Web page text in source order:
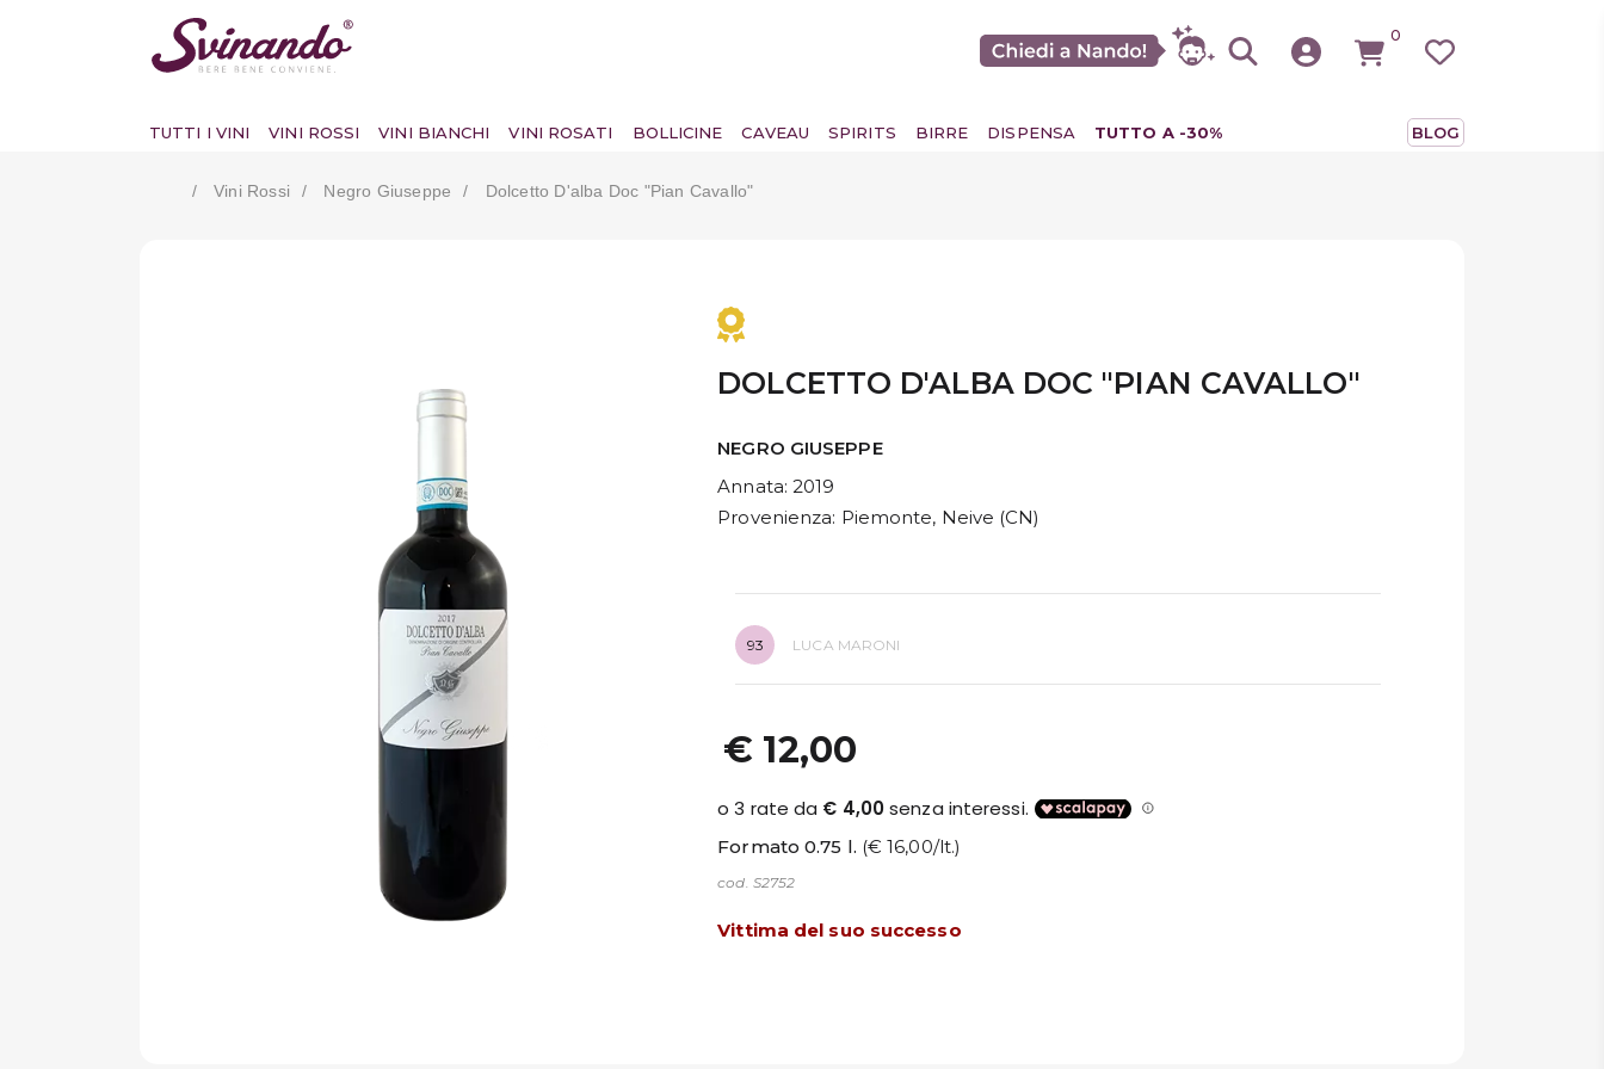
0
TUTTI I VINI VINI ROSSI VINI BIANCHI VINI ROSATI BOLLICINE CAVEAU SPIRITS BIRRE DISPENSA TUTTO A -30% BLOG
Vini Rossi Negro Giuseppe Dolcetto D'alba Doc "pian Cavallo"
DOLCETTO D'ALBA DOC "PIAN CAVALLO"
NEGRO GIUSEPPE
Annata: 2019
Provenienza: Piemonte, Neive (CN)
93 LUCA MARONI
€ 12,00
Formato 0.75 l. (€ 16,00/lt.)
cod. S2752
Vittima del suo successo